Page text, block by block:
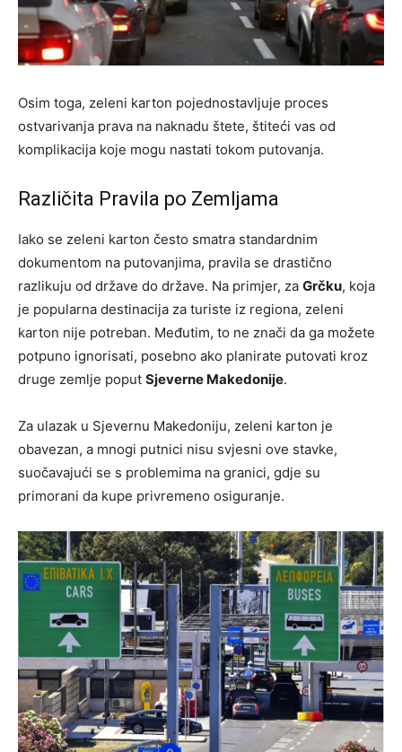
Osim toga, zeleni karton pojednostavljuje proces
ostvarivanja prava na naknadu štete, štiteći vas od
komplikacija koje mogu nastati tokom putovanja.
Različita Pravila po Zemljama
Iako se zeleni karton često smatra standardnim
dokumentom na putovanjima, pravila se drastično
razlikuju od države do države. Na primjer, za Grčku, koja
je popularna destinacija za turiste iz regiona, zeleni
karton nije potreban. Međutim, to ne znači da ga možete
potpuno ignorisati, posebno ako planirate putovati kroz
druge zemlje poput Sjeverne Makedonije.
Za ulazak u Sjevernu Makedoniju, zeleni karton je
obavezan, a mnogi putnici nisu svjesni ove stavke,
suočavajući se s problemima na granici, gdje su
primorani da kupe privremeno osiguranje.